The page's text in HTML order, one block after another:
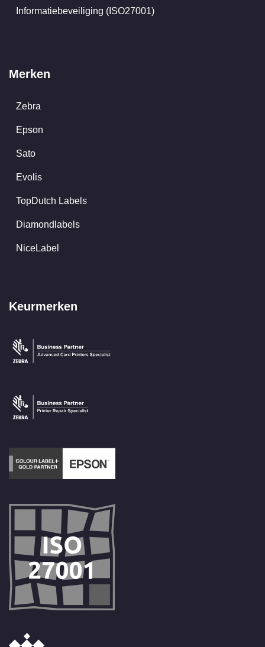
Informatiebeveiliging (ISO27001)
Merken
Zebra
Epson
Sato
Evolis
TopDutch Labels
Diamondlabels
NiceLabel
Keurmerken